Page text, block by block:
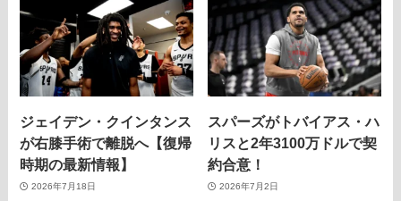
ジェイデン・クインタンス
が右膝手術で離脱へ【復帰
時期の最新情報】
2026年7月18日
スパーズがトバイアス・ハ
リスと2年3100万ドルで契
約合意！
2026年7月2日